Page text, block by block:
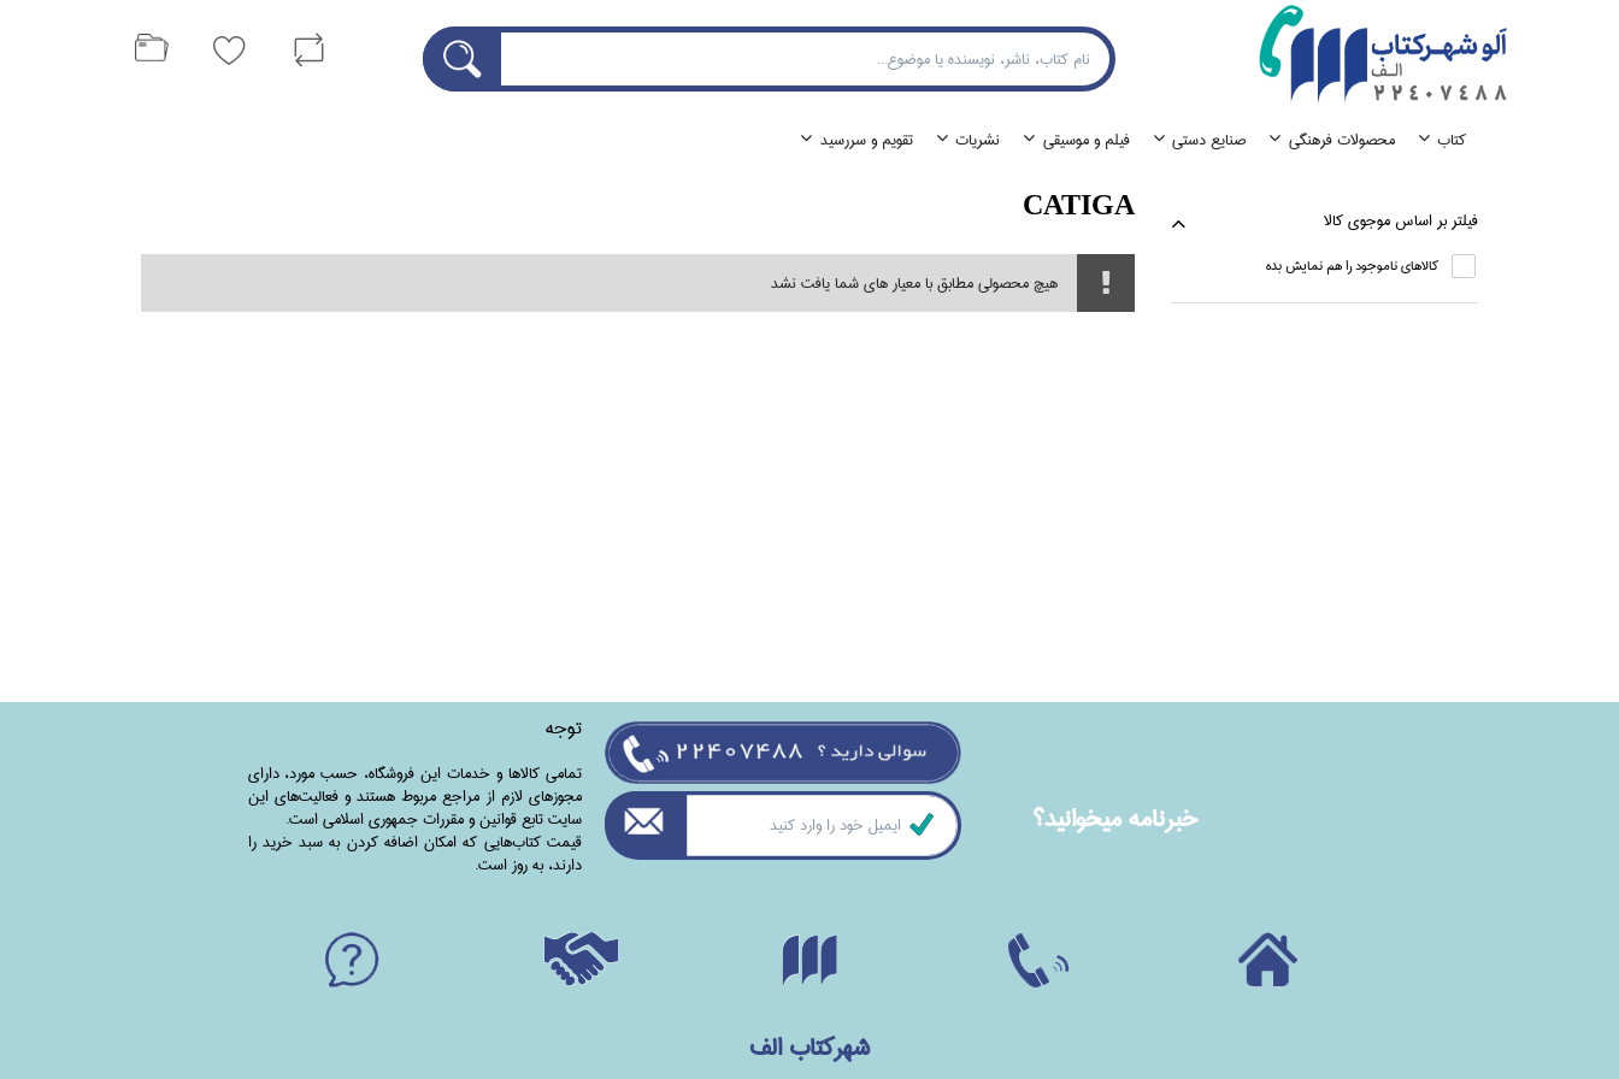
كتاب محصولات فرهنگي صنايع دستي فيلم و موسيقي نشريات تقويم و سررسيد
فيلتر بر اساس موجوي كالا
كالاهاي ناموجود را هم نمايش بده
CATIGA
هیچ محصولی مطابق با معیار های شما یافت نشد
خبرنامه ميخوانيد؟
توجه
تمامی‌ کالاها و خدمات این فروشگاه، حسب مورد،‌ دارای
مجوزهای لازم از مراجع مربوط هستند ‌و‌‌ فعالیت‌های این
سایت تابع قوانین و مقررات جمهوری اسلامی است.
قیمت کتاب‌هایی که امکان اضافه کردن به سبد خرید را
دارند،‌ به روز است.
شهرکتاب الف